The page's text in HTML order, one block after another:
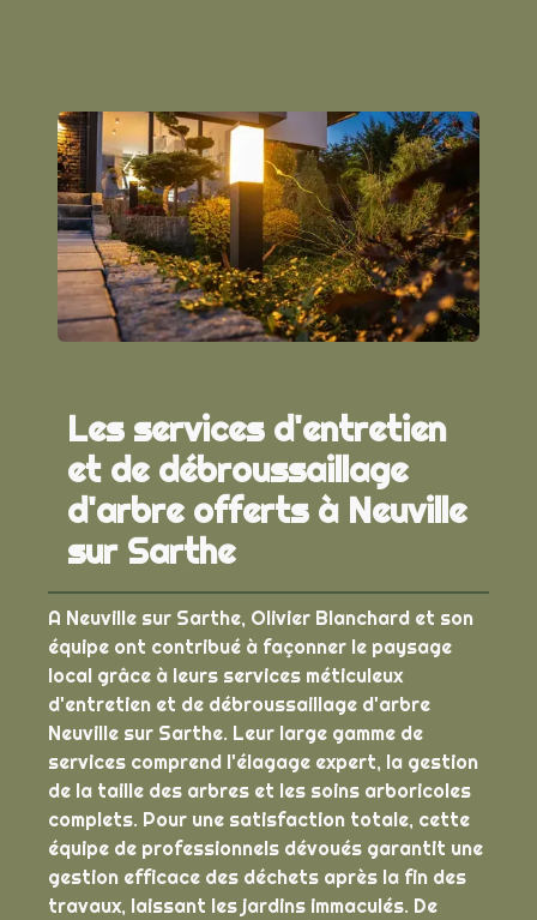
Les services d'entretien
et de débroussaillage
d'arbre offerts à Neuville
sur Sarthe
A Neuville sur Sarthe, Olivier Blanchard et son
équipe ont contribué à façonner le paysage
local grâce à leurs services méticuleux
d'entretien et de débroussaillage d'arbre
Neuville sur Sarthe. Leur large gamme de
services comprend l'élagage expert, la gestion
de la taille des arbres et les soins arboricoles
complets. Pour une satisfaction totale, cette
équipe de professionnels dévoués garantit une
gestion efficace des déchets après la fin des
travaux, laissant les jardins immaculés. De